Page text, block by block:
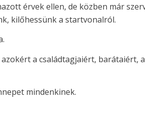
érvek ellen, de közben már
kilőhessünk a startvonalról.
a családtagjaiért, barátaiért,
mindenkinek.